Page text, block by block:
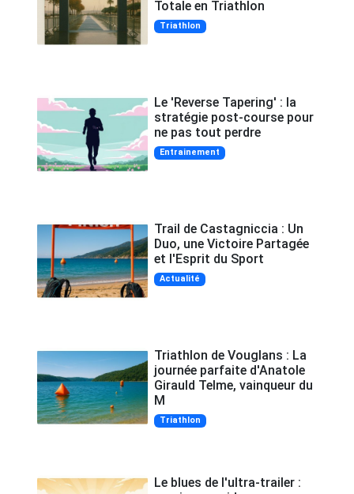
Totale en Triathlon
Triathlon
Le 'Reverse Tapering' : la
stratégie post-course pour
ne pas tout perdre
Entrainement
Trail de Castagniccia : Un
Duo, une Victoire Partagée
et l'Esprit du Sport
Actualité
Triathlon de Vouglans : La
journée parfaite d'Anatole
Girauld Telme, vainqueur du
M
Triathlon
Le blues de l'ultra-trailer :